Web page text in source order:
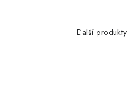
Další produkty